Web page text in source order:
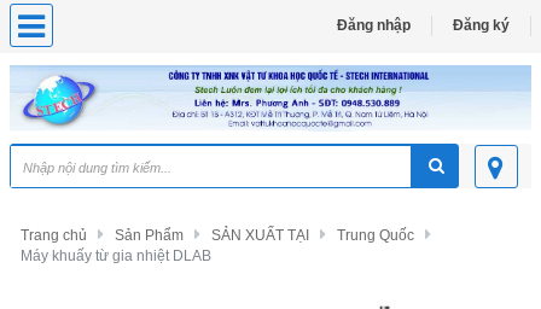
Đăng nhập Đăng ký
Trang chủ Sản Phẩm SẢN XUẤT TẠI
Trung Quốc
Máy khuấy từ gia nhiệt DLAB